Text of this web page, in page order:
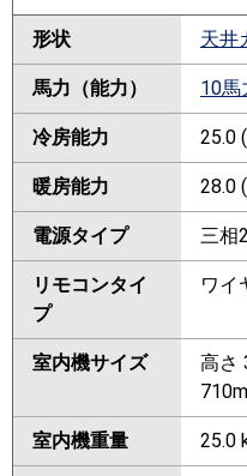
形状 天井
馬力（能力） 10馬
冷房能力 25.0
暖房能力 28.0
電源タイプ 三相
リモコンタイ
プ
ワイ
室内機サイズ
高さ
室内機重量 25.0